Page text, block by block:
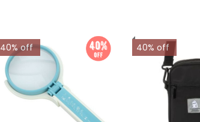
40% off 40% off